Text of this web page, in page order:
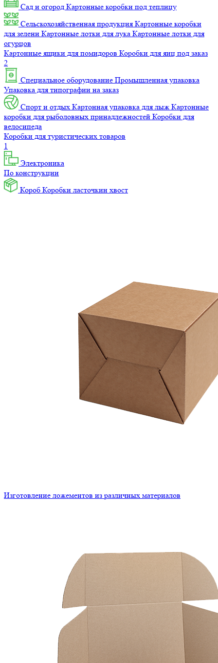
Сад и огород Картонные коробки под теплицу
Сельскохозяйственная продукция Картонные коробки
для зелени Картонные лотки для лука Картонные лотки для
огурцов
Картонные ящики для помидоров Коробки для яиц под заказ
2
Специальное оборудование Промышленная упаковка
Упаковка для типографии на заказ
Спорт и отдых Картонная упаковка для лыж Картонные
коробки для рыболовных принадлежностей Коробки для
велосипеда
Коробки для туристических товаров
1
Электроника
По конструкции
Короб Коробки ласточкин хвост
Изготовление ложементов из различных материалов